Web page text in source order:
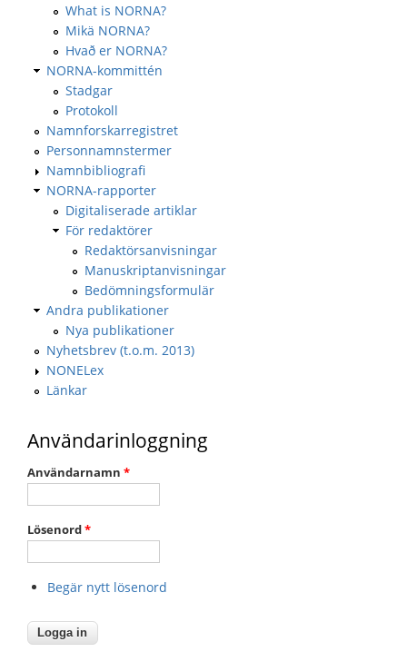
What is NORNA?
Mikä NORNA?
Hvað er NORNA?
NORNA-kommittén
Stadgar
Protokoll
Namnforskarregistret
Personnamnstermer
Namnbibliografi
NORNA-rapporter
Digitaliserade artiklar
För redaktörer
Redaktörsanvisningar
Manuskriptanvisningar
Bedömningsformulär
Andra publikationer
Nya publikationer
Nyhetsbrev (t.o.m. 2013)
NONELex
Länkar
Användarinloggning
Användarnamn *
Lösenord*
Begär nytt lösenord